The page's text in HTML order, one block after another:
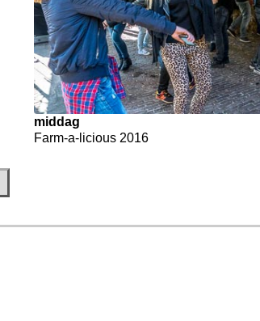
middag
Farm-a-licious 2016